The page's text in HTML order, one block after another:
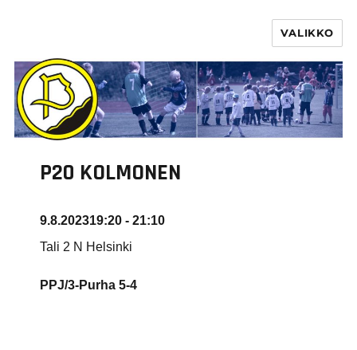
VALIKKO
P20 KOLMONEN
9.8.202319:20 - 21:10
Tali 2 N Helsinki
PPJ/3-Purha 5-4